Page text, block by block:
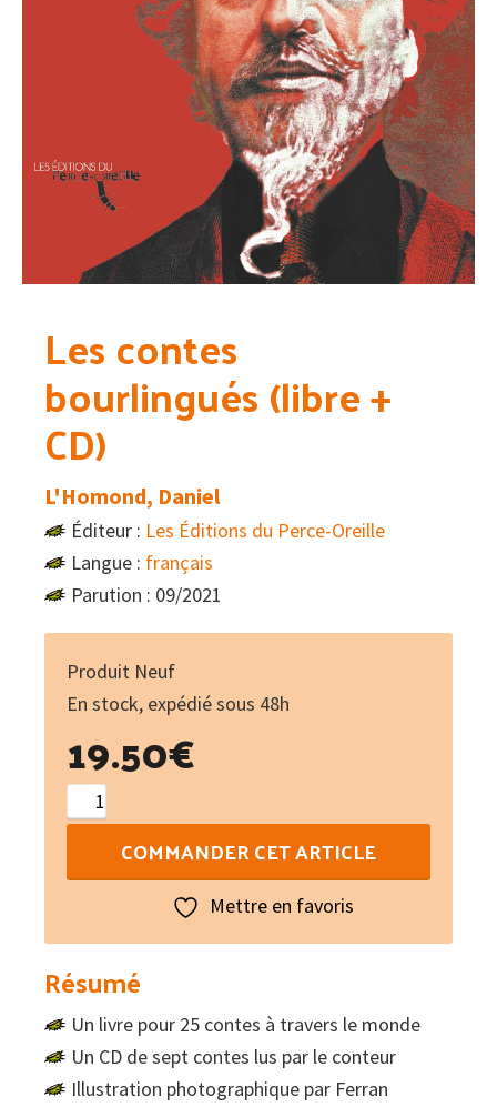
Les contes
bourlingués (libre +
CD)
L'Homond, Daniel
Éditeur : Les Éditions du Perce-Oreille
Langue : français
Parution : 09/2021
Produit Neuf
En stock, expédié sous 48h
19.50€
quantité
de
+
CD)
COMMANDER CET ARTICLE
Mettre en favoris
Résumé
Un livre pour 25 contes à travers le monde
Un CD de sept contes lus par le conteur
Illustration photographique par Ferran